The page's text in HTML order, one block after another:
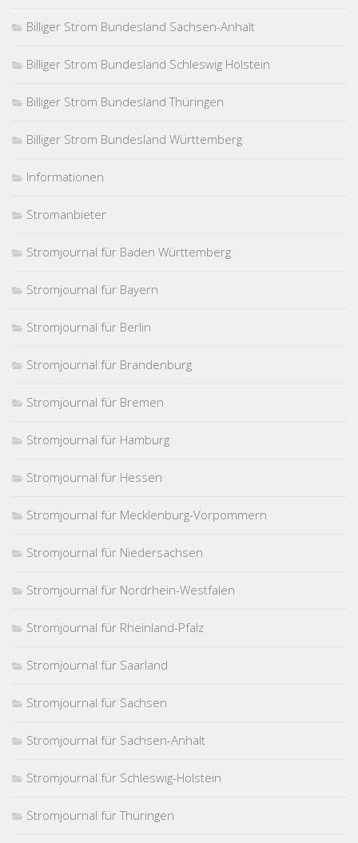
Billiger Strom Bundesland Sachsen-Anhalt
Billiger Strom Bundesland Schleswig Holstein
Billiger Strom Bundesland Thüringen
Billiger Strom Bundesland Württemberg
Informationen
Stromanbieter
Stromjournal für Baden Württemberg
Stromjournal für Bayern
Stromjournal für Berlin
Stromjournal für Brandenburg
Stromjournal für Bremen
Stromjournal für Hamburg
Stromjournal für Hessen
Stromjournal für Mecklenburg-Vorpommern
Stromjournal für Niedersachsen
Stromjournal für Nordrhein-Westfalen
Stromjournal für Rheinland-Pfalz
Stromjournal für Saarland
Stromjournal für Sachsen
Stromjournal für Sachsen-Anhalt
Stromjournal für Schleswig-Holstein
Stromjournal für Thüringen